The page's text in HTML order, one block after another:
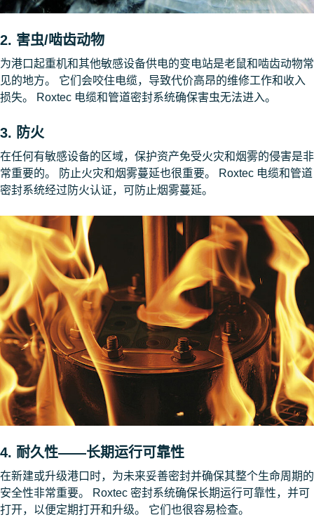
2. 害虫/啮齿动物
为港口起重机和其他敏感设备供电的变电站是老鼠和啮齿动物常
见的地方。 它们会咬住电缆，导致代价高昂的维修工作和收入
损失。 Roxtec 电缆和管道密封系统确保害虫无法进入。
3. 防火
在任何有敏感设备的区域，保护资产免受火灾和烟雾的侵害是非
常重要的。 防止火灾和烟雾蔓延也很重要。 Roxtec 电缆和管道
密封系统经过防火认证，可防止烟雾蔓延。
4. 耐久性——长期运行可靠性
在新建或升级港口时，为未来妥善密封并确保其整个生命周期的
安全性非常重要。 Roxtec 密封系统确保长期运行可靠性，并可
打开，以便定期打开和升级。 它们也很容易检查。